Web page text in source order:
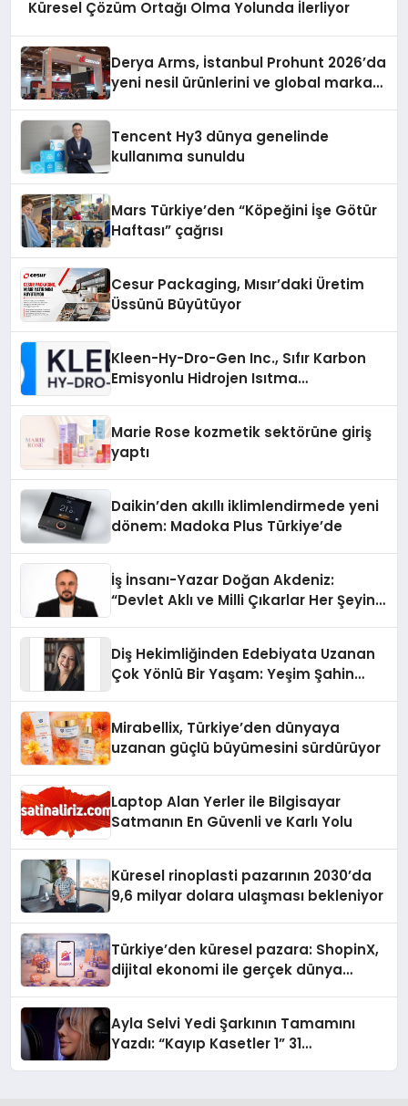
Küresel Çözüm Ortağı Olma Yolunda İlerliyor
Derya Arms, İstanbul Prohunt 2026’da
yeni nesil ürünlerini ve global marka
Tencent Hy3 dünya genelinde
kullanıma sunuldu
Mars Türkiye’den “Köpeğini İşe Götür
Haftası” çağrısı
Cesur Packaging, Mısır’daki Üretim
Üssünü Büyütüyor
Kleen-Hy-Dro-Gen Inc., Sıfır Karbon
Emisyonlu Hidrojen Isıtma
Marie Rose kozmetik sektörüne giriş
yaptı
Daikin’den akıllı iklimlendirmede yeni
dönem: Madoka Plus Türkiye’de
İş İnsanı-Yazar Doğan Akdeniz:
“Devlet Aklı ve Milli Çıkarlar Her Şeyin
Diş Hekimliğinden Edebiyata Uzanan
Çok Yönlü Bir Yaşam: Yeşim Şahin
Mirabellix, Türkiye’den dünyaya
uzanan güçlü büyümesini sürdürüyor
Laptop Alan Yerler ile Bilgisayar
Satmanın En Güvenli ve Karlı Yolu
Küresel rinoplasti pazarının 2030’da
9,6 milyar dolara ulaşması bekleniyor
Türkiye’den küresel pazara: ShopinX,
dijital ekonomi ile gerçek dünya
Ayla Selvi Yedi Şarkının Tamamını
Yazdı: “Kayıp Kasetler 1” 31